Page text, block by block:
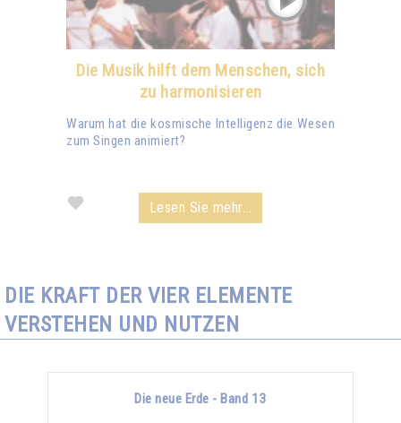
Die Musik hilft dem Menschen, sich
zu harmonisieren
Warum hat die kosmische Intelligenz die Wesen
zum Singen animiert?
Lesen Sie mehr...
DIE KRAFT DER VIER ELEMENTE
VERSTEHEN UND NUTZEN
Die neue Erde - Band 13